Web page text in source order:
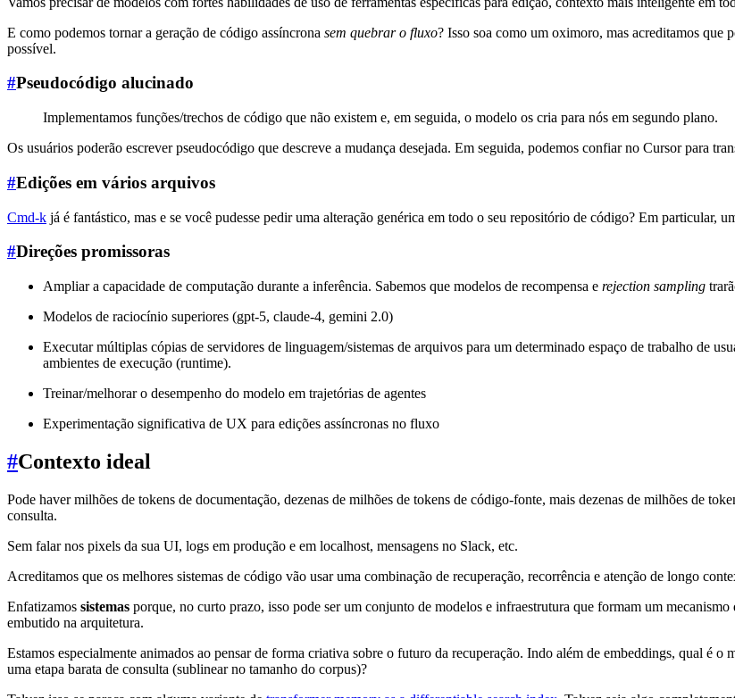
E como podemos tornar a geração de código assíncrona sem quebrar o fluxo? Isso soa como um oximoro, mas acreditamos que
possível.
#Pseudocódigo alucinado
Implementamos funções/trechos de código que não existem e, em seguida, o modelo os cria para nós em segundo plano.
Os usuários poderão escrever pseudocódigo que descreve a mudança desejada. Em seguida, podemos confiar no Cursor para
#Edições em vários arquivos
Cmd-k já é fantástico, mas e se você pudesse pedir uma alteração genérica em todo o seu repositório de código? Em particular,
#Direções promissoras
Ampliar a capacidade de computação durante a inferência. Sabemos que modelos de recompensa e rejection sampling
Modelos de raciocínio superiores (gpt-5, claude-4, gemini 2.0)
Executar múltiplas cópias de servidores de linguagem/sistemas de arquivos para um determinado espaço de trabalho de
ambientes de execução (runtime).
Treinar/melhorar o desempenho do modelo em trajetórias de agentes
Experimentação significativa de UX para edições assíncronas no fluxo
#Contexto ideal
Pode haver milhões de tokens de documentação, dezenas de milhões de tokens de código-fonte, mais dezenas de milhões de
consulta.
Sem falar nos pixels da sua UI, logs em produção e em localhost, mensagens no Slack, etc.
Acreditamos que os melhores sistemas de código vão usar uma combinação de recuperação, recorrência e atenção de longo
Enfatizamos sistemas porque, no curto prazo, isso pode ser um conjunto de modelos e infraestrutura que formam um
embutido na arquitetura.
Estamos especialmente animados ao pensar de forma criativa sobre o futuro da recuperação. Indo além de embeddings, qual é
uma etapa barata de consulta (sublinear no tamanho do corpus)?